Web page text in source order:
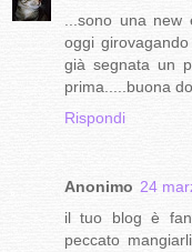
...sono una new
oggi
già segnata un
prima.....buona
Rispondi
Anonimo 24
il tuo blog è
peccato